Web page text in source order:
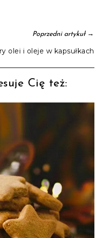
Poprzedni artykuł→
olei i oleje w kapsułkach
Cię też: